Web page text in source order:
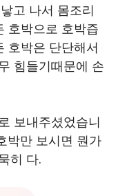
고 나서 몸조리
호박으로 호박즙
호박은 단단해서
힘들기때문에 손
보내주셨었습니
박만 보시면 뭔가
히 다.